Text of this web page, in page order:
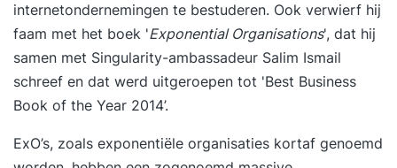
internetondernemingen te bestuderen. Ook verwierf hij
faam met het boek 'Exponential Organisations', dat hij
samen met Singularity-ambassadeur Salim Ismail
schreef en dat werd uitgeroepen tot 'Best Business
Book of the Year 2014’.
ExO’s, zoals exponentiële organisaties kortaf genoemd